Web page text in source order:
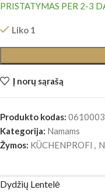
PRISTATYMAS PER 2-3
Liko 1
Į norų sąrašą
Produkto kodas:
Kategorija: Namams
Žymos: KÜCHENPROFI ,
Dydžių Lentelė